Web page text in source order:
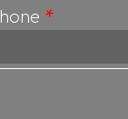
*